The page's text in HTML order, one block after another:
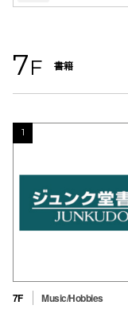
7F 書籍
1
7F Music/Hobbies